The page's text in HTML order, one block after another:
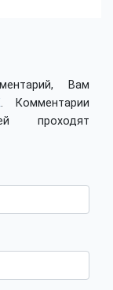
Вам
. Комментарии
проходят